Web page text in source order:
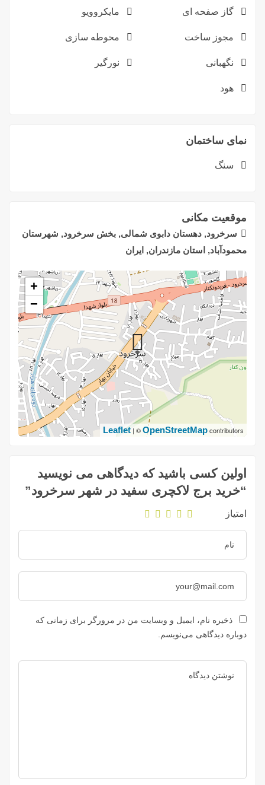
گاز صفحه ای مایکروویو
مجوز ساخت محوطه سازی
نگهبانی نورگیر
هود
نمای ساختمان
سنگ
موقعیت مکانی
سرخرود, دهستان دابوی شمالی, بخش سرخرود, شهرستان
محمودآباد, استان مازندران, ایران
+
−
Leaflet | ©OpenStreetMapcontributors
اولین کسی باشید که دیدگاهی می نویسید
“خرید برج لاکچری سفید در شهر سرخرود”
امتیاز
ذخیره نام، ایمیل و وبسایت من در مرورگر برای زمانی که
دوباره دیدگاهی می‌نویسم.